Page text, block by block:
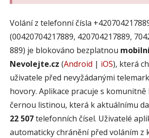
Volání z telefonní čísla
(00420704217889, 420704217889,
889) je blokováno bezplatnou
Nevolejte.cz (Android | iOS), která
uživatele před nevyžádanými
hovory. Aplikace pracuje s
černou listinou, která k aktuálnímu
22 507telefonních čísel. Uživatelé
automaticky chránění před voláním z